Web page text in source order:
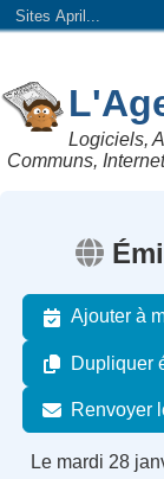
Sites April...
Logiciels,
Communs,
Ajouter à
Dupliquer
Renvoyer
Le mardi 28